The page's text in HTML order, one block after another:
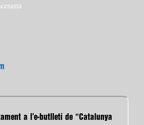
a l’e-butlletí de “Catalunya